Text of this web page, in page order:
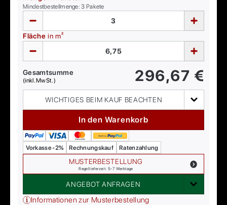
Mindestbestellmenge:3 Pakete
Fläche in m²
Gesamtsumme
(inkl. MwSt.) 296,67 €
WICHTIGES BEIM KAUF BEACHTEN
In den Warenkorb
Vorkasse -2% Rechnungskauf Ratenzahlung
MUSTERBESTELLUNG
Regellieferzeit: 5-7 Werktage
ANGEBOT ANFRAGEN
Informationen zur Musterbestellung